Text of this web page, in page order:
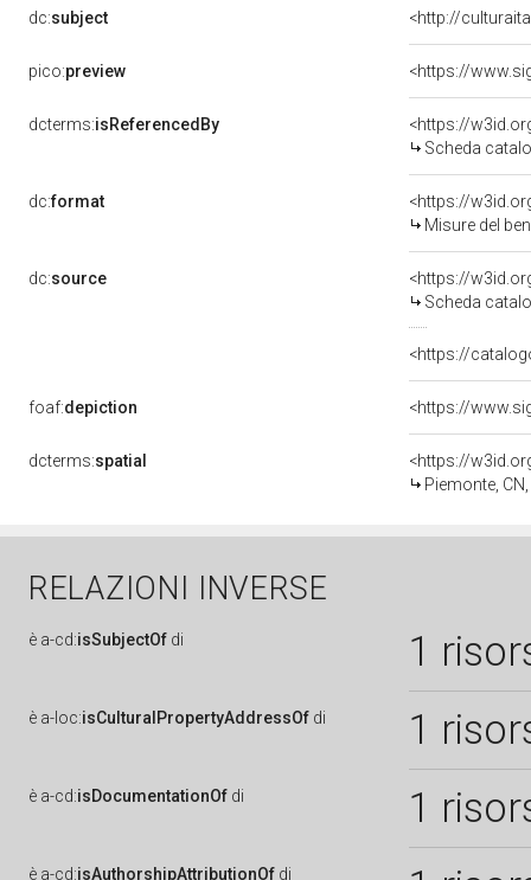
dc:subject <http://
pico:preview <https://
dcterms:isReferencedBy
<https://
Scheda
dc:format
<https://
Misure del
dc:source
<https://
Scheda
<https://
foaf:depiction <https://
dcterms:spatial
<https://
Piemonte,
RELAZIONI INVERSE
è a-cd:isSubjectOf di 1
è a-loc:isCulturalPropertyAddressOf di 1
è a-cd:isDocumentationOf di 1
è a-cd:isAuthorshipAttributionOf di